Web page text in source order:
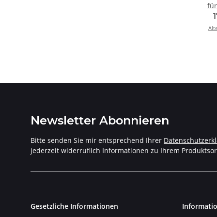
300/
Newsletter Abonnieren
Bitte senden Sie mir entsprechend Ihrer
jederzeit widerruflich Informationen zu Ihrem
Gesetzliche Informationen